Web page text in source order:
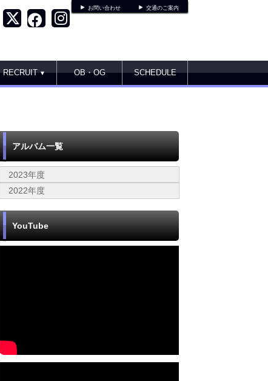
お問い合わせ 交通のご案内
RECRUIT▼ OB・OG SCHEDULE
アルバム一覧
2023年度
2022年度
YouTube